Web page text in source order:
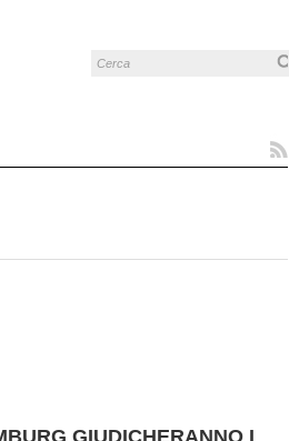
GIUDICHERANNO I